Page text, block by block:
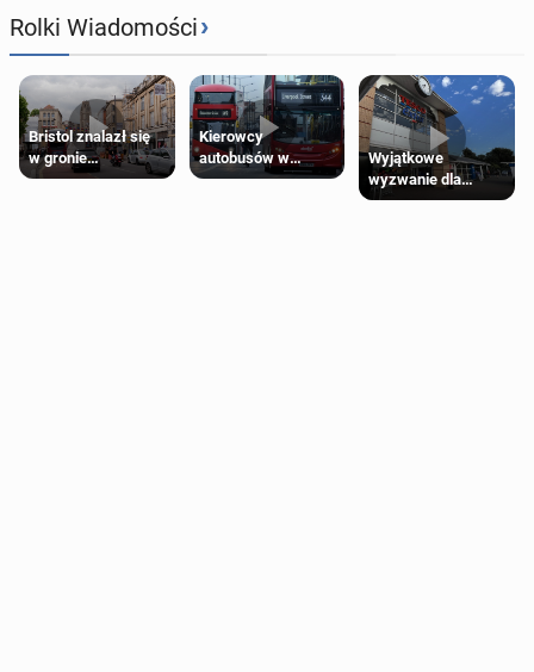
Rolki Wiadomości›
Bristol znalazł się
w gronie
najlepszych
Kierowcy
autobusów w
Londynie
Wyjątkowe
wyzwanie dla
posiadaczy kart